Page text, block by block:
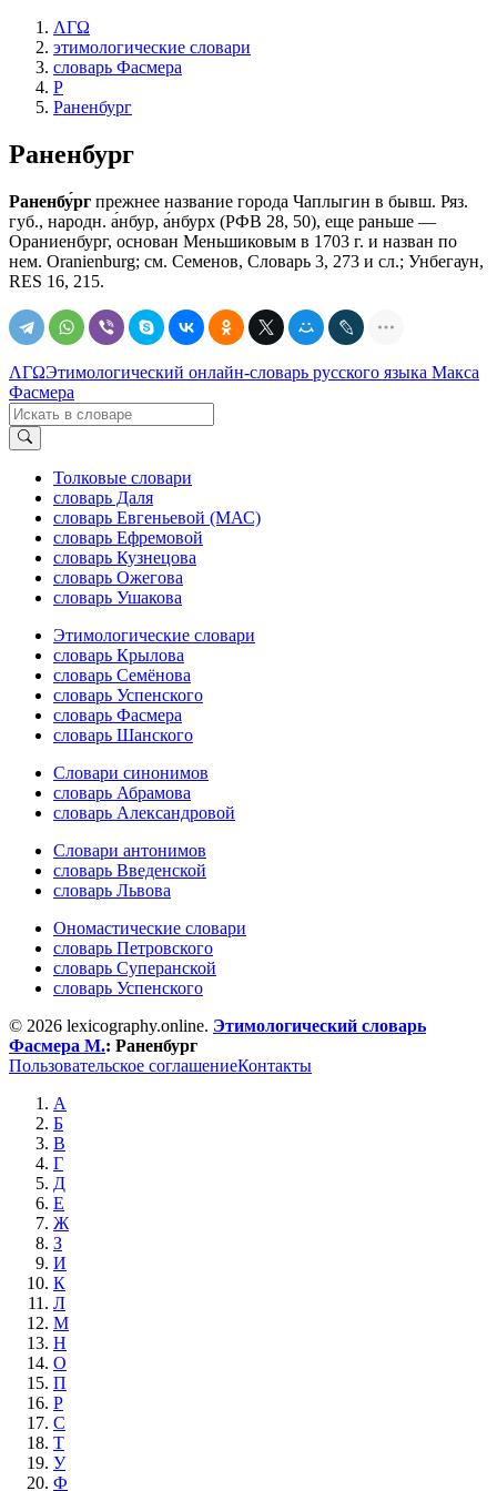
ΛΓΩ
этимологические словари
словарь Фасмера
Р
Раненбург
Раненбург
Раненбу́рг прежнее название города Чаплыгин в бывш. Ряз.
губ., народн. а́нбур, а́нбурх (РФВ 28, 50), еще раньше —
Ораниенбург, основан Меньшиковым в 1703 г. и назван по
нем. Oranienburg; см. Семенов, Словарь 3, 273 и сл.; Унбегаун,
RЕS 16, 215.
ΛΓΩЭтимологический онлайн-словарь русского языка Макса
Фасмера
Толковые словари
словарь Даля
словарь Евгеньевой (МАС)
словарь Ефремовой
словарь Кузнецова
словарь Ожегова
словарь Ушакова
Этимологические словари
словарь Крылова
словарь Семёнова
словарь Успенского
словарь Фасмера
словарь Шанского
Словари синонимов
словарь Абрамова
словарь Александровой
Словари антонимов
словарь Введенской
словарь Львова
Ономастические словари
словарь Петровского
словарь Суперанской
словарь Успенского
© 2026 lexicography.online. Этимологический словарь
Фасмера М.: Раненбург
Пользовательское соглашениеКонтакты
А
Б
В
Г
Д
Е
Ж
З
И
К
Л
М
Н
О
П
Р
С
Т
У
Ф